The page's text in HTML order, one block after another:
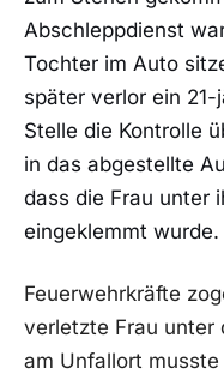
Abschleppdienst
Tochter im Auto
später verlor ein
Stelle die Kontrolle
in das abgestellte
dass die Frau unter
eingeklemmt wurde.
Feuerwehrkräfte
verletzte Frau unter
am Unfallort